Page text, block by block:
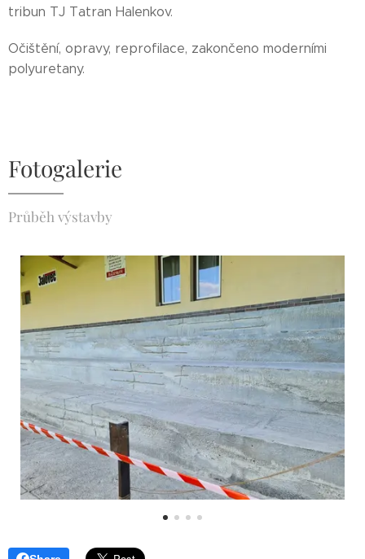
tribun TJ Tatran Halenkov.
Očištění, opravy, reprofilace, zakončeno moderními
polyuretany.
Fotogalerie
Průběh výstavby